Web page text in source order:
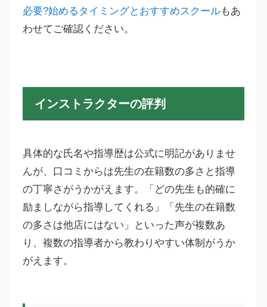
必要?始めるタイミングとおすすめスクールもあ
わせてご確認ください。
インストラクターの評判
具体的な氏名や指導歴は公式に明記がありませ
んが、口コミからは先生の在籍数の多さと指導
の丁寧さがうかがえます。「どの先生も的確に
励ましながら指導してくれる」「先生の在籍数
の多さは他店にはない」といった声が複数あ
り、複数の指導者から教わりやすい体制がうか
がえます。